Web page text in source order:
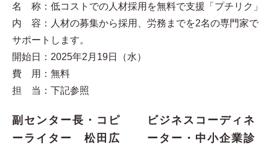
名 称：低コストでの人材採用を無料で支援「プチリク」
内 容：人材の募集から採用、労務までを2名の専門家で
サポートします。
開始日：2025年2月19日（水）
費 用：無料
担 当：下記参照
副センター長・コピ
ーライター 松田広
ビジネスコーディネ
ーター・中小企業診